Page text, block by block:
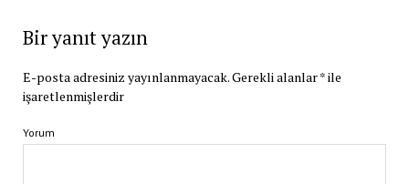
Bir yanıt yazın
E-posta adresiniz yayınlanmayacak.Gerekli alanlar*ile
işaretlenmişlerdir
Yorum